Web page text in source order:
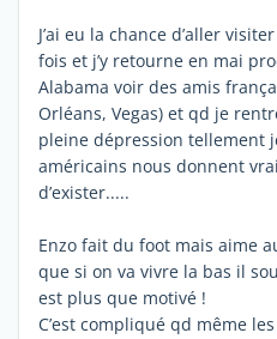
J’ai eu la chance d’aller
fois et j’y retourne en mai
Alabama voir des amis
Orléans, Vegas) et qd je
pleine dépression tellement
américains nous donnent
d’exister.....
Enzo fait du foot mais aime
que si on va vivre la bas il
est plus que motivé !
C’est compliqué qd même